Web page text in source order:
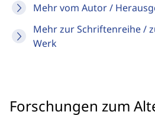
Mehr vom Autor /
Mehr zur Schriftenreihe /
Werk
Forschungen zum